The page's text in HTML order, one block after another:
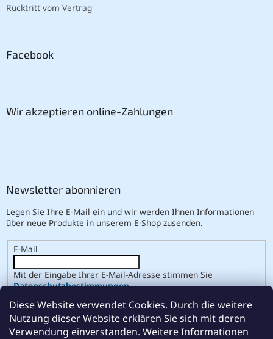
Diese Website verwendet Cookies. Durch die weitere
Nutzung dieser Website erklären Sie sich mit deren
Verwendung einverstanden. Weitere Informationen
Rücktritt vom Vertrag
Facebook
Wir akzeptieren online-Zahlungen
Newsletter abonnieren
Legen Sie Ihre E-Mail ein und wir werden Ihnen Informationen
über neue Produkte in unserem E-Shop zusenden.
E-Mail
Mit der Eingabe Ihrer E-Mail-Adresse stimmen Sie
Datenschutzbestimmungen.
ANMELDEN